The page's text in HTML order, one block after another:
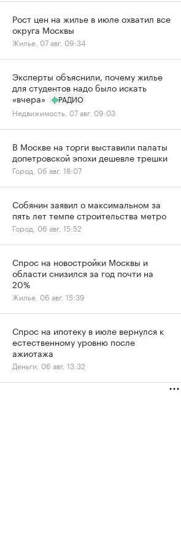
Рост цен на жилье в июле охватил все
округа Москвы
Жилье, 07 авг, 09:34
Эксперты объяснили, почему жилье
для студентов надо было искать
«вчера»
РАДИО
Недвижимость, 07 авг, 09:03
В Москве на торги выставили палаты
допетровской эпохи дешевле трешки
Город, 06 авг, 18:07
Собянин заявил о максимальном за
пять лет темпе строительства метро
Город, 06 авг, 15:52
Спрос на новостройки Москвы и
области снизился за год почти на
20%
Жилье, 06 авг, 15:39
Спрос на ипотеку в июле вернулся к
естественному уровню после
ажиотажа
Деньги, 06 авг, 13:32